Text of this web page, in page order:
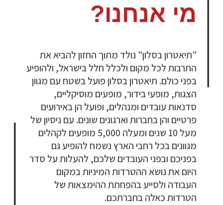
מי אנחנו?
"תיאטרון בסלון" נולד מתוך החזון להביא את
התרבות לכל מקום ולכלל חלל בישראל, ולהופיע
בפני כולם. תיאטרון בסלון פועל בשטח עם מגוון
הצגות, מופעי בידור, מופעים מוסיקליים,
סדנאות עובדים ומנהלים, ופועל הן באירועים
פרטיים והן בחברות וארגונים שונים. עם ניסיון של
מעל 10 שנים ומעלה 5,000 מופעים לקהלים
מגוונים בכל רחבי הארץ נשמח להופיע גם
בפניכם ובפני העובדים שלכם, להעלות על סדר
היום את נושא ההטרדות המיניות במקום
העבודה ולסייע בהפחתת ההימצאות של
הטרדות כאלה בחברתכם.